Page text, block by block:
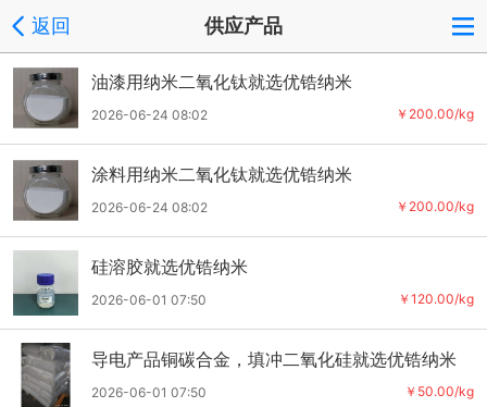
返回 供应产品
油漆用纳米二氧化钛就选优锆纳米
￥200.00/kg
2026-06-24 08:02
涂料用纳米二氧化钛就选优锆纳米
￥200.00/kg
2026-06-24 08:02
硅溶胶就选优锆纳米
￥120.00/kg
2026-06-01 07:50
导电产品铜碳合金，填冲二氧化硅就选优锆纳米
￥50.00/kg
2026-06-01 07:50